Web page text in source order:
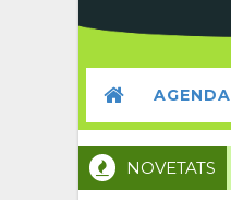
AGENDA
NOVETATS